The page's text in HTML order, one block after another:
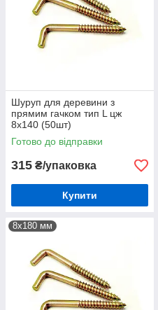
Шуруп для деревини з
прямим гачком тип L цж
8х140 (50шт)
Готово до відправки
315 ₴/упаковка
Купити
8х180 мм